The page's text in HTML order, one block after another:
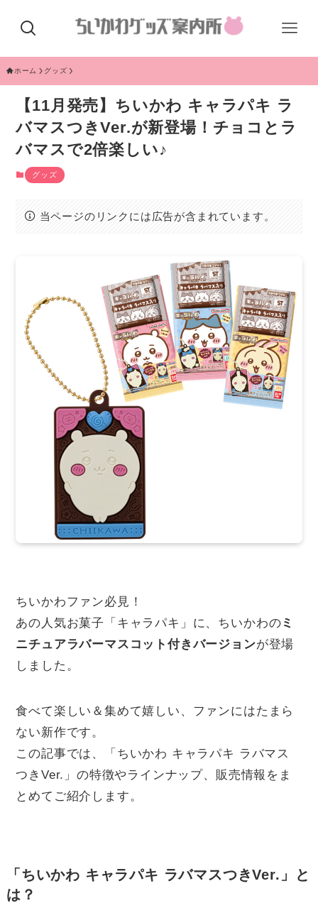
ホーム グッズ
【11月発売】ちいかわ キャラパキ ラ
バマスつきVer.が新登場！チョコとラ
バマスで2倍楽しい♪
グッズ
当ページのリンクには広告が含まれています。
ちいかわファン必見！
あの人気お菓子「キャラパキ」に、ちいかわの ミ
ニチュアラバーマスコット付きバージョンが登場
しました。
食べて楽しい＆集めて嬉しい、ファンにはたまら
ない新作です。
この記事では、「ちいかわ キャラパキ ラバマス
つきVer.」の特徴やラインナップ、販売情報をま
とめてご紹介します。
「ちいかわ キャラパキ ラバマスつきVer.」と
は？